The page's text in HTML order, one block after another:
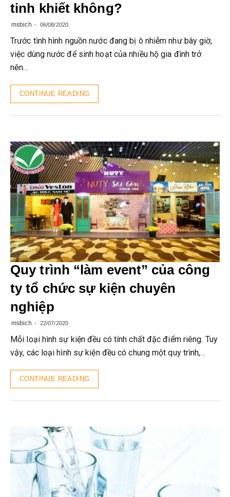
tinh khiết không?
msbich 06/08/2020
Trước tình hình nguồn nước đang bị ô nhiễm như bây giờ,
việc dùng nước để sinh hoạt của nhiều hộ gia đình trở
nên…
CONTINUE READING
Quy trình “làm event” của công
ty tổ chức sự kiện chuyên
nghiệp
msbich 22/07/2020
Mỗi loại hình sự kiện đều có tính chất đặc điểm riêng. Tuy
vậy, các loại hình sự kiện đều có chung một quy trình,…
CONTINUE READING